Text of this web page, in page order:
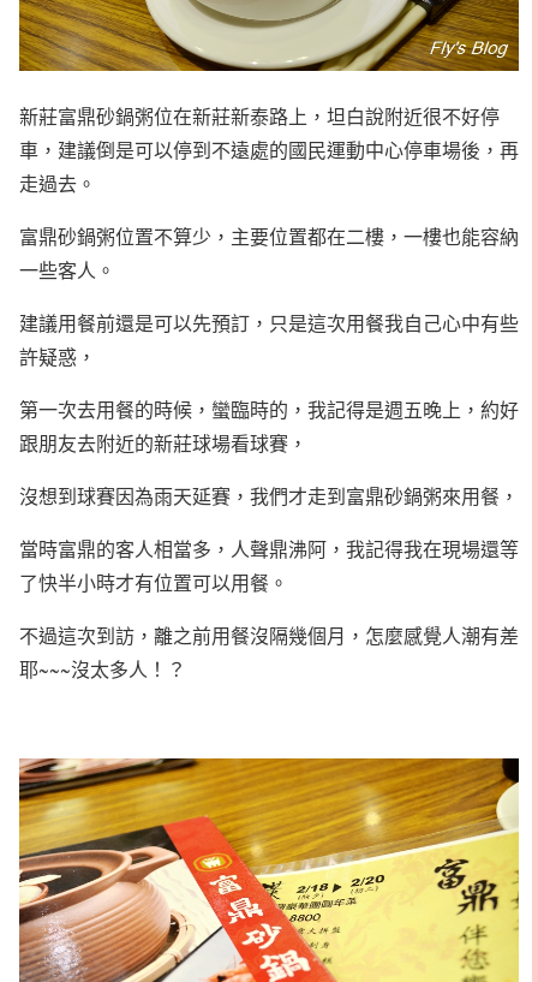
新莊富鼎砂鍋粥位在新莊新泰路上，坦白說附近很不好停
車，建議倒是可以停到不遠處的國民運動中心停車場後，再
走過去。
富鼎砂鍋粥位置不算少，主要位置都在二樓，一樓也能容納
一些客人。
建議用餐前還是可以先預訂，只是這次用餐我自己心中有些
許疑惑，
第一次去用餐的時候，蠻臨時的，我記得是週五晚上，約好
跟朋友去附近的新莊球場看球賽，
沒想到球賽因為雨天延賽，我們才走到富鼎砂鍋粥來用餐，
當時富鼎的客人相當多，人聲鼎沸阿，我記得我在現場還等
了快半小時才有位置可以用餐。
不過這次到訪，離之前用餐沒隔幾個月，怎麼感覺人潮有差
耶~~~沒太多人！？